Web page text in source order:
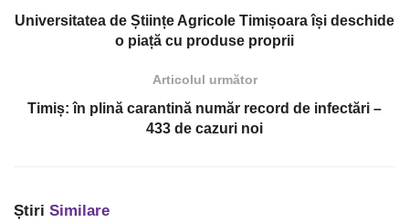
Universitatea de Științe Agricole Timișoara își deschide
o piață cu produse proprii
Articolul următor
Timiș: în plină carantină număr record de infectări –
433 de cazuri noi
Știri Similare